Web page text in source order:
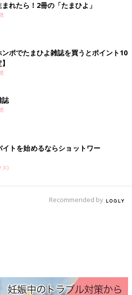
く曲げて両足裏を壁につける。足は
持ち上げる。
のに効果的なトレーニングです。お尻
で、おなかにも力を入れて、腰が反
ょう。
れたら！2冊の「たまひよ」
ポでたまひよ雑誌を買うとポイント10
誌
トを始めるならショットワー
ス)
Recommended by